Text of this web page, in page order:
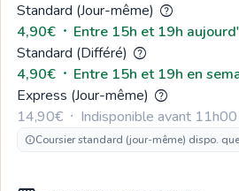
Standard (Jour-même) help
Entre 15h et 19h
  ⸱
4,90€
Standard (Différé) help
Entre 15h et 19h en
  ⸱
4,90€
Express (Jour-même) help
Indisponible avant 11h00
  ⸱
14,90€
infoCoursier standard (jour-même) dispo.